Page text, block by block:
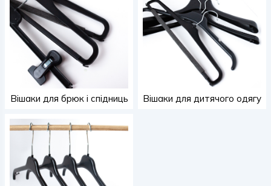
Вішаки для брюк і спідниць Вішаки для дитячого одягу